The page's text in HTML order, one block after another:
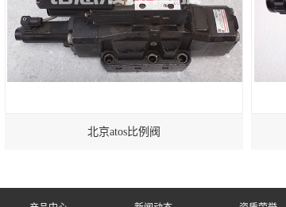
北京atos比例阀